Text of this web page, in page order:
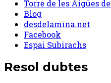
Torre de les Aigües
Blog
desdelamina.net
Facebook
Espai Subirachs
Resol dubtes